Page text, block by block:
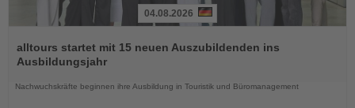
Sie
die
04.08.2026
alltours startet mit 15 neuen Auszubildenden ins
Ausbildungsjahr
Nachwuchskräfte beginnen ihre Ausbildung in Touristik und Büromanagement